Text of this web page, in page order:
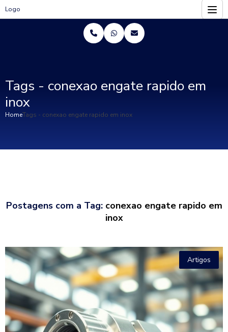
Logo
HomeTags - conexao engate rapido em inox
Tags - conexao engate rapido em
inox
Postagens com a Tag: conexao engate rapido em
inox
Artigos